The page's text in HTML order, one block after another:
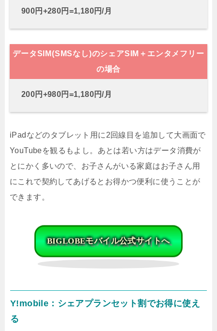
900円+280円=1,180円/月
データSIM(SMSなし)のシェアSIM＋エンタメフリー
の場合
200円+980円=1,180円/月
iPadなどのタブレット用に2回線目を追加して大画面で
YouTubeを観るもよし。あとは若い方はデータ消費が
とにかく多いので、お子さんがいる家庭はお子さん用
にこれで契約してあげるとお得かつ便利に使うことが
できます。
BIGLOBEモバイル公式サイトへ
Y!mobile：シェアプランセット割でお得に使え
る